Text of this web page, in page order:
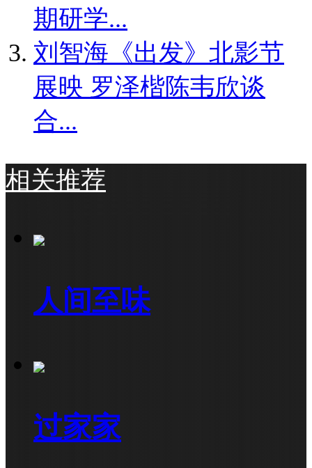
期研学...
刘智海《出发》北影节
展映 罗泽楷陈韦欣谈
合...
相关推荐
人间至味
过家家